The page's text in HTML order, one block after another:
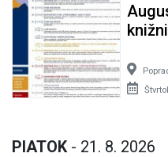
PIATOK - 21. 8. 2026